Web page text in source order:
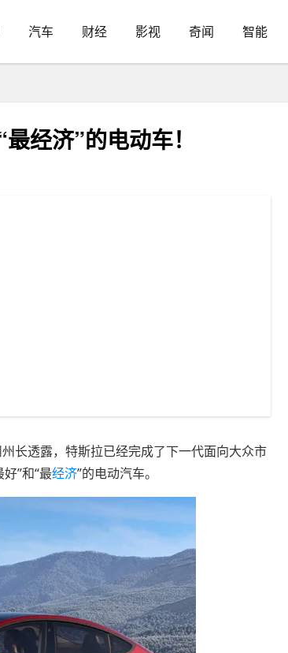
汽车 财经 影视 奇闻 智能
经济”的电动车！
长透露，特斯拉已经完成了下一代面向大众市
”和“最经济”的电动汽车。